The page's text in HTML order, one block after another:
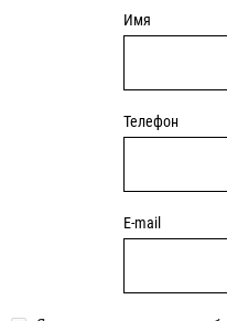
Имя
Телефон
E-mail